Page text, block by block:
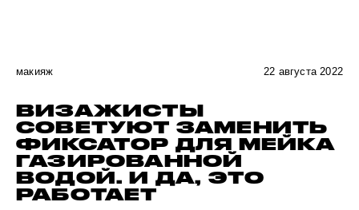
макияж 22 августа 2022
ВИЗАЖИСТЫ
СОВЕТУЮТ ЗАМЕНИТЬ
ФИКСАТОР ДЛЯ МЕЙКА
ГАЗИРОВАННОЙ
ВОДОЙ. И ДА, ЭТО
РАБОТАЕТ